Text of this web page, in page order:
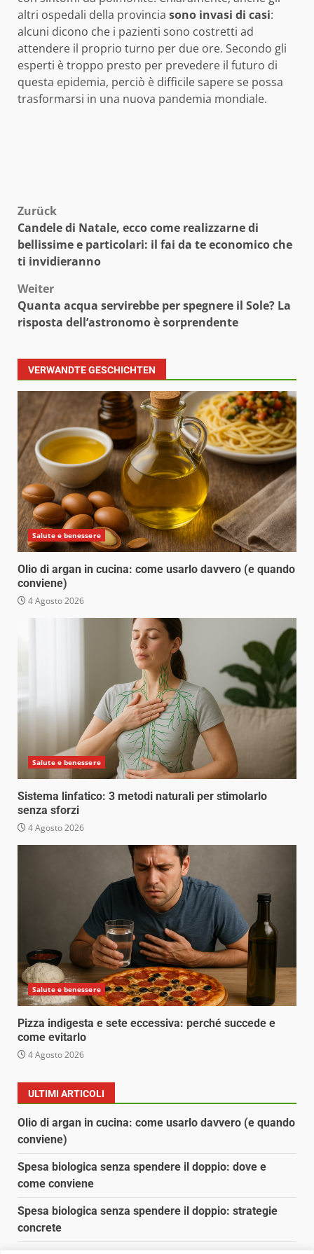
altri ospedali della provincia sono invasi di casi:
alcuni dicono che i pazienti sono costretti ad
attendere il proprio turno per due ore. Secondo gli
esperti è troppo presto per prevedere il futuro di
questa epidemia, perciò è difficile sapere se possa
trasformarsi in una nuova pandemia mondiale.
Beitragsnavigation
Zurück
Candele di Natale, ecco come realizzarne di
bellissime e particolari: il fai da te economico che
ti invidieranno
Weiter
Quanta acqua servirebbe per spegnere il Sole? La
risposta dell’astronomo è sorprendente
VERWANDTE GESCHICHTEN
Salute e benessere
Olio di argan in cucina: come usarlo davvero (e quando
conviene)
4 Agosto 2026
Salute e benessere
Sistema linfatico: 3 metodi naturali per stimolarlo
senza sforzi
4 Agosto 2026
Salute e benessere
Pizza indigesta e sete eccessiva: perché succede e
come evitarlo
4 Agosto 2026
ULTIMI ARTICOLI
Olio di argan in cucina: come usarlo davvero (e quando
conviene)
Spesa biologica senza spendere il doppio: dove e
come conviene
Spesa biologica senza spendere il doppio: strategie
concrete